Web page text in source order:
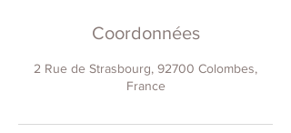
Coordonnées
2 Rue de Strasbourg, 92700 Colombes,
France